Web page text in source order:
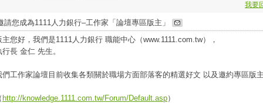
我要
請您成為1111人力銀行–工作家「論壇專區版主」
主您好，我們是1111人力銀行 職能中心（www.1111.com.tw），
行長 金仁 先生。
們工作家論壇目前收集各類關於職場方面部落客的精選好文 以及邀約專區版
http://knowledge.1111.com.tw/Forum/Default.asp）